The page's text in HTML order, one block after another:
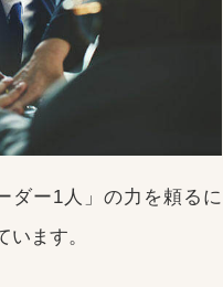
ダー1人」の力を頼るに
ます。